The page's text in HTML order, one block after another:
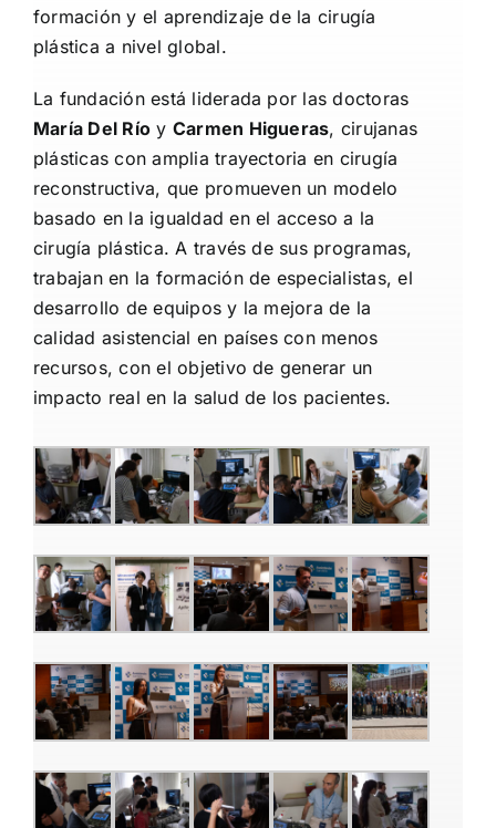
formación y el aprendizaje de la cirugía
plástica a nivel global.
La fundación está liderada por las doctoras
María Del Río y Carmen Higueras, cirujanas
plásticas con amplia trayectoria en cirugía
reconstructiva, que promueven un modelo
basado en la igualdad en el acceso a la
cirugía plástica. A través de sus programas,
trabajan en la formación de especialistas, el
desarrollo de equipos y la mejora de la
calidad asistencial en países con menos
recursos, con el objetivo de generar un
impacto real en la salud de los pacientes.